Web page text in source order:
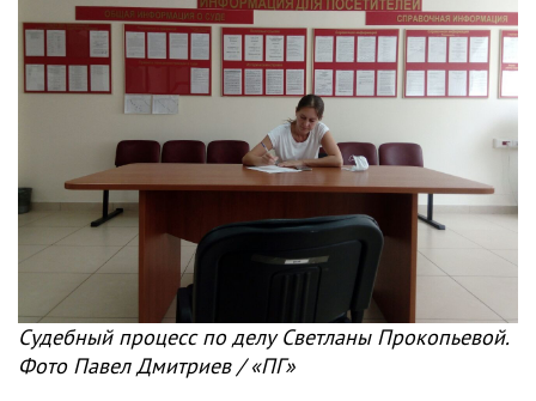
Судебный процесс по делу Светланы Прокопьевой.
Фото Павел Дмитриев / «ПГ»